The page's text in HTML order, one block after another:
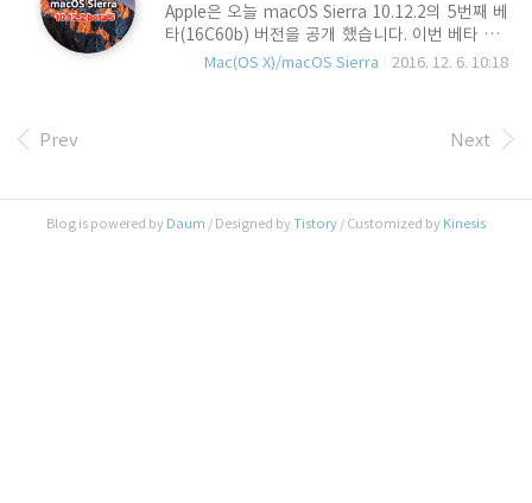
용. 5. Podcasts 앱에 대해 기존 음악 앱과 같은 위
젯 추가. 6. 앱 개발자가 앱에 대한 평가를 요청하는
설정 옵션 추가. 7. Carplay에서 마지막으로 사용된
Apple은 오늘 macOS Sierra 10.12.2의 5번째 베
타(16C60b) 버전을 공개 했습니다. 이번 베타 5에
서는 HFS+를 대치할 애플의 새로운 File System
Release Note에서는 APFS가 업데이트 되었기
때문에 기존에 APFS로 포멧된 볼륨을 사용하고 있
System)은 애플이 만든 최신의 File System으로
앞서 언급한 대로, 현재 macOS의 주력 File
Mac(OS X)/macOS Sierra 2016. 12. 6. 10:18
Prev Next
Blog is powered by Daum / Designed byTistory / Customized by Kinesis